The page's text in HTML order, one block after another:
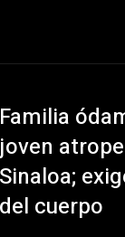
Familia
joven
Sinaloa;
del cuerpo